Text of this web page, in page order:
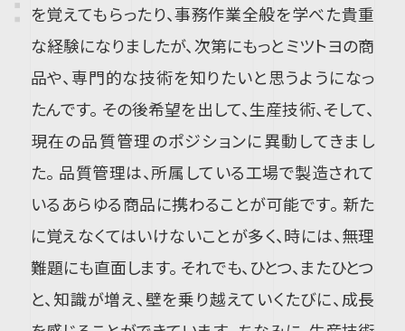
を覚えてもらったり、事務作業全般を学べた貴重
な経験になりましたが、次第にもっとミツトヨの商
品や、専門的な技術を知りたいと思うようになっ
たんです。 その後希望を出して、生産技術、そして、
現在の品質管理のポジションに異動してきまし
た。 品質管理は、所属している工場で製造されて
いるあらゆる商品に携わることが可能です。 新た
に覚えなくてはいけないことが多く、時には、無理
難題にも直面します。 それでも、ひとつ、またひとつ
と、知識が増え、壁を乗り越えていくたびに、成長